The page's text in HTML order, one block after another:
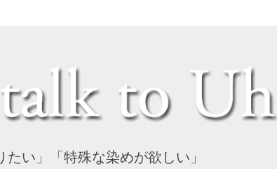
たい」「特殊な染めが欲しい」